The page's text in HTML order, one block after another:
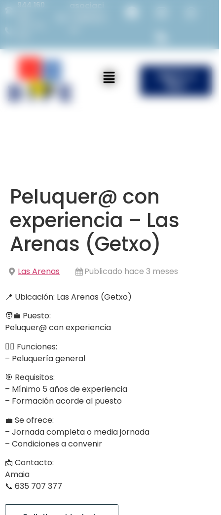
944 160
asociaci
ÚNETE a
Peluquer@ con
experiencia – Las
Arenas (Getxo)
Las Arenas Publicado hace 3 meses
📍 Ubicación: Las Arenas (Getxo)
🧑‍💼 Puesto:
Peluquer@ con experiencia
💇‍♀️ Funciones:
– Peluquería general
🎯 Requisitos:
– Mínimo 5 años de experiencia
– Formación acorde al puesto
💼 Se ofrece:
– Jornada completa o media jornada
– Condiciones a convenir
📩 Contacto:
Amaia
📞 635 707 377